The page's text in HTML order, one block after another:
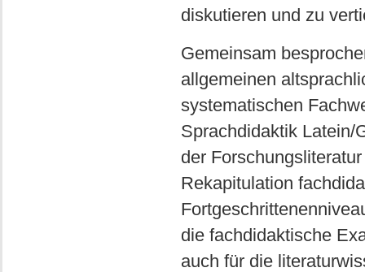
diskutieren und zu
Gemeinsam
allgemeinen
systematischen
Sprachdidaktik Latein/
der
Rekapitulation
die fachdidaktische
auch für die